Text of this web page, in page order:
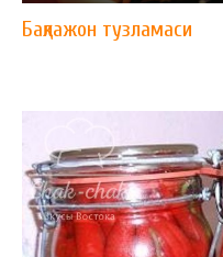
Бақлажон тузламаси